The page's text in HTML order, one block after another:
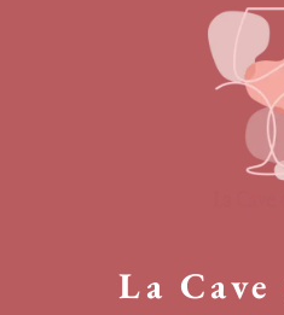
La Cave